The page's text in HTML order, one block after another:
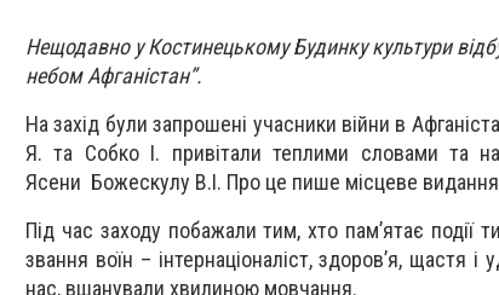
Нещодавно у Костинецькому Будинку культури
небом Афганістан”.
На захід були запрошені учасники війни в
Я. та Собко І. привітали теплими словами та
Ясени Божескулу В.І. Про це пише місцеве видання
Під час заходу побажали тим, хто пам’ятає події
звання воїн – інтернаціоналіст, здоров’я, щастя
нас, вшанували хвилиною мовчання.